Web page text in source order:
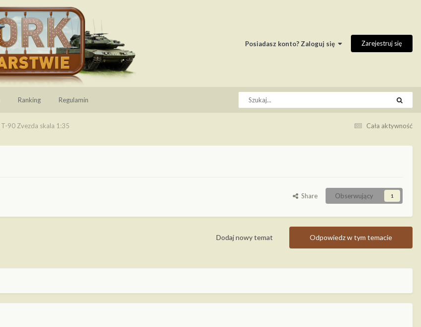
Posiadasz konto? Zaloguj się Zarejestruj się
Ranking Regulamin
Cała aktywność
T-90 Zvezda skala 1:35
Share Obserwujący 1
Odpowiedz w tym temacie
Dodaj nowy temat